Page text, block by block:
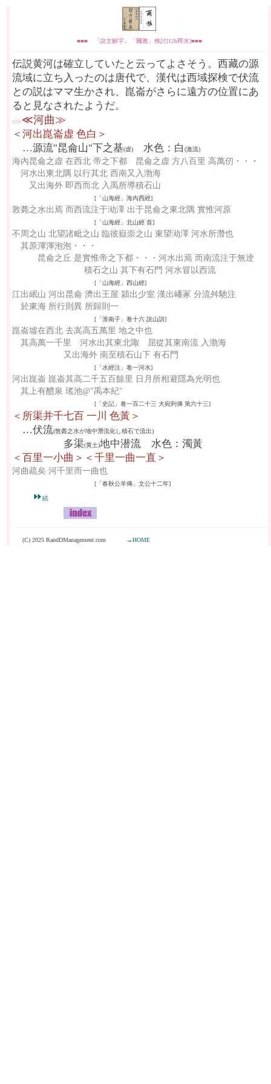
■■■ 「說文解字」「爾雅」検討[12b釋水]■■■
伝説黄河は確立していたと云ってよさそう。西藏の源
流域に立ち入ったのは唐代で、漢代は西域探検で伏流
との説はママ生かされ、崑崙がさらに遠方の位置にあ
ると見なされたようだ。
title≪河曲≫
＜河出崑崙虚 色白＞
…源流"昆侖山"下之基(虚) 水色：白 (激流)
海內昆侖之虚 在西北 帝之下都 昆侖之虚 方八百里 高萬仞・・・
河水出東北隅 以行其北 西南又入渤海
又出海外 即西而北 入禹所導積石山
[「山海經」海內西經]
敦薨之水出焉 而西流注于泑澤 出于昆侖之東北隅 實惟河原
[「山海經」北山經 首]
不周之山 北望諸毗之山 臨彼嶽崇之山 東望泑澤 河水所潛也
其原渾渾泡泡・・・
昆侖之丘 是實惟帝之下都・・・河水出焉 而南流注于無逹
積石之山 其下有石門 河水冒以西流
[「山海經」西山經]
江出岷山 河出昆侖 濟出王屋 潁出少室 漢出嶓冢 分流舛馳注
於東海 所行則異 所歸則一
[「淮南子」卷十六 說山訓]
崑崙墟在西北 去嵩高五萬里 地之中也
其高萬一千里 河水出其東北陬 屈從其東南流 入渤海
又出海外 南至積石山下 有石門
[「水經注」卷一河水]
河出崑崙 崑崙其高二千五百餘里 日月所相避隱為光明也
其上有醴泉 瑤池@"禹本紀"
[「史記」卷一百二十三 大宛列傳 第六十三]
＜所渠并千七百 一川 色黃＞
…伏流(敦薨之水が地中潛流化し積石で流出)
多渠(黄土)地中潜流 水色：濁黃
＜百里一小曲＞＜千里一曲一直＞
河曲疏矣 河千里而一曲也
[「春秋公羊傳」文公十二年]
⏩続
(C) 2025 RandDManagement.com →HOME